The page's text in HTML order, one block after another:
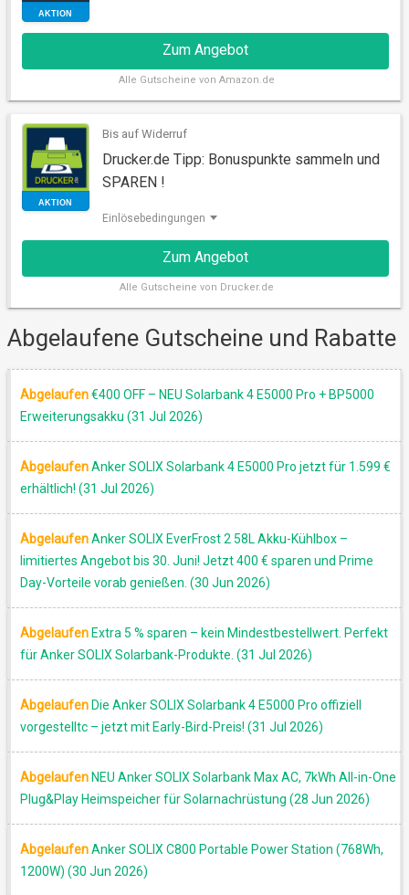
Zum Angebot
Alle Gutscheine von Amazon.de
AKTION
Bis auf Widerruf
Drucker.de Tipp: Bonuspunkte sammeln und
SPAREN !
Einlösebedingungen
Zum Angebot
Alle Gutscheine von Drucker.de
Abgelaufene Gutscheine und Rabatte
Abgelaufen€400 OFF – NEU Solarbank 4 E5000 Pro + BP5000
Erweiterungsakku (31 Jul 2026)
AbgelaufenAnker SOLIX Solarbank 4 E5000 Pro jetzt für 1.599 €
erhältlich! (31 Jul 2026)
AbgelaufenAnker SOLIX EverFrost 2 58L Akku-Kühlbox –
limitiertes Angebot bis 30. Juni! Jetzt 400 € sparen und Prime
Day-Vorteile vorab genießen. (30 Jun 2026)
Abgelaufen Extra 5 % sparen – kein Mindestbestellwert. Perfekt
für Anker SOLIX Solarbank-Produkte. (31 Jul 2026)
Abgelaufen Die Anker SOLIX Solarbank 4 E5000 Pro offiziell
vorgestelltc – jetzt mit Early-Bird-Preis! (31 Jul 2026)
Abgelaufen NEU Anker SOLIX Solarbank Max AC, 7kWh All-in-One
Plug&Play Heimspeicher für Solarnachrüstung (28 Jun 2026)
AbgelaufenAnker SOLIX C800 Portable Power Station (768Wh,
1200W) (30 Jun 2026)